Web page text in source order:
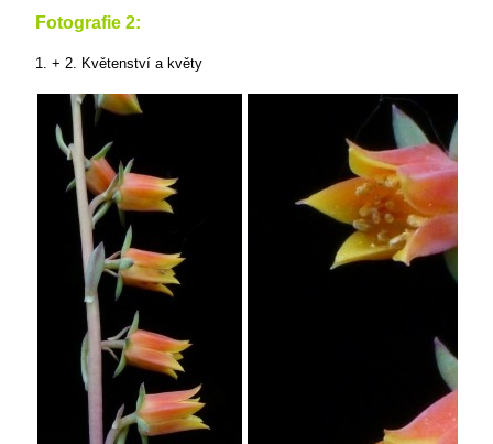
Fotografie 2:
1. + 2. Květenství a květy